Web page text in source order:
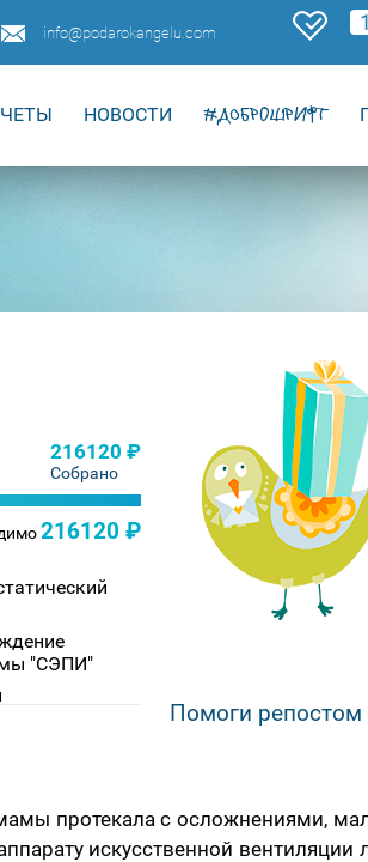
info@podarokangelu.com 1
НОВОСТИ #ДОБРОШРИФТ
216120 ₽
Собрано
216120 ₽
"СЭПИ"
Помоги репостом
протекала с осложнениями,
искусственной вентиляции